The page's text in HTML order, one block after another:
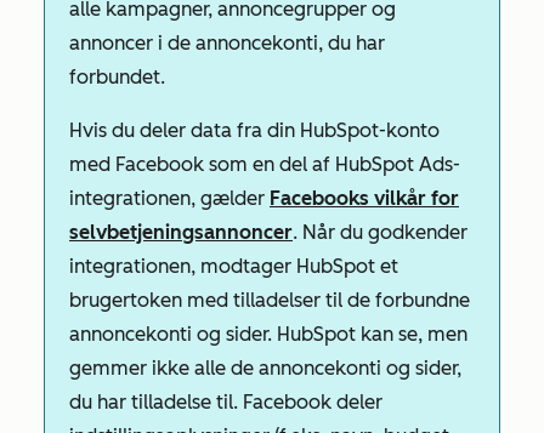
alle kampagner, annoncegrupper og
annoncer i de annoncekonti, du har
forbundet.
Hvis du deler data fra din HubSpot-konto
med Facebook som en del af HubSpot Ads-
integrationen, gælder Facebooks vilkår for
selvbetjeningsannoncer. Når du godkender
integrationen, modtager HubSpot et
brugertoken med tilladelser til de forbundne
annoncekonti og sider. HubSpot kan se, men
gemmer ikke alle de annoncekonti og sider,
du har tilladelse til. Facebook deler